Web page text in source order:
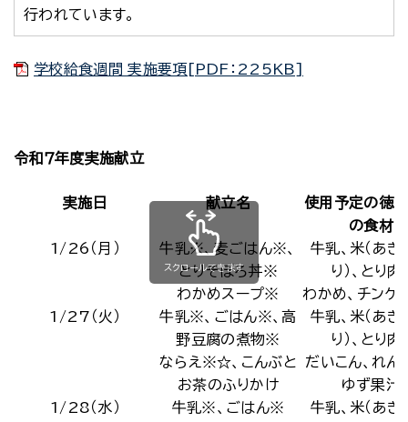
行われています。
学校給食週間 実施要項[PDF：225KB]
令和７年度実施献立
実施日 献立名
使用予定の徳
の食材
1/26（月）
牛乳※、麦ごはん※、
とりそぼろ丼※
わかめスープ※
牛乳、米（あき
り）、とり肉
わかめ、チンゲ
1/27（火）
牛乳※、ごはん※、高
野豆腐の煮物※
ならえ※☆、こんぶと
お茶のふりかけ
牛乳、米（あき
り）、とり肉
だいこん、れん
ゆず果汁
1/28（水）
牛乳※、ごはん※
牛乳、米（あき
スクロールできます